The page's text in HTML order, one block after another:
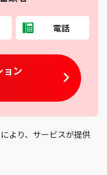
電話
ョン
より、サービスが提供